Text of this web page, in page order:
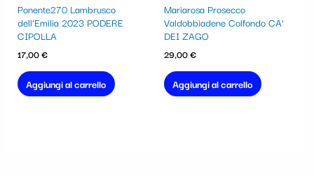
Ponente270 Lambrusco
dell’Emilia 2023 PODERE
CIPOLLA
17,00€
Aggiungi al carrello
Mariarosa Prosecco
Valdobbiadene Colfondo CA’
DEI ZAGO
29,00€
Aggiungi al carrello